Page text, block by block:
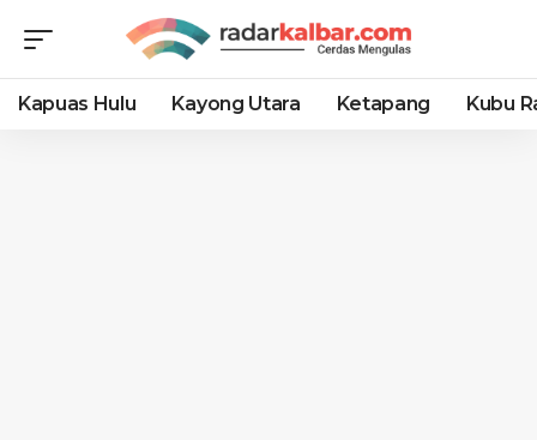
Kapuas Hulu Kayong Utara Ketapang Kubu